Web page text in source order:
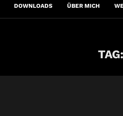
DOWNLOADS ÜBER MICH
TAG: